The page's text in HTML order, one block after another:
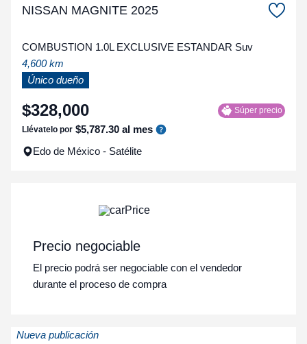
NISSAN MAGNITE 2025
COMBUSTION 1.0L EXCLUSIVE ESTANDAR Suv
4,600 km
Único dueño
$328,000
Súper precio
Llévatelo por $5,787.30 al mes
Edo de México - Satélite
Precio negociable
El precio podrá ser negociable con el vendedor
durante el proceso de compra
Nueva publicación